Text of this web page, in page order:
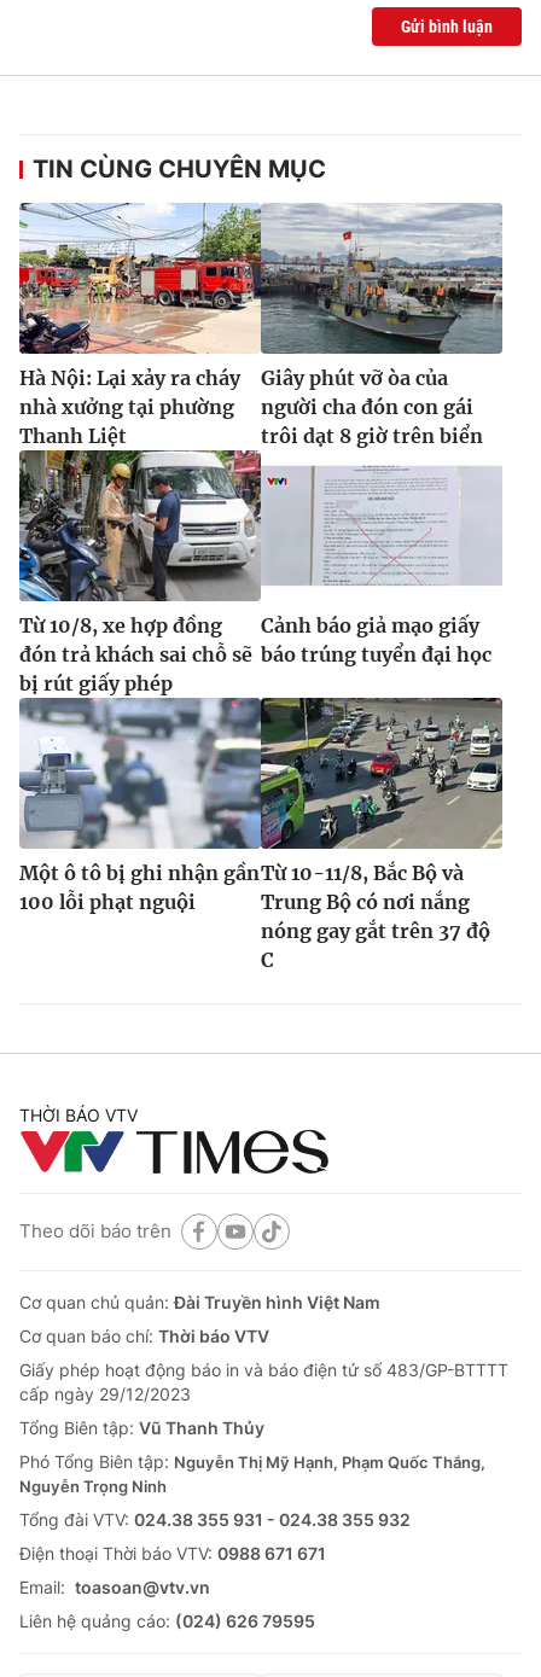
Gửi bình luận
TIN CÙNG CHUYÊN MỤC
Hà Nội: Lại xảy ra cháy
nhà xưởng tại phường
Thanh Liệt
Giây phút vỡ òa của
người cha đón con gái
trôi dạt 8 giờ trên biển
Từ 10/8, xe hợp đồng
đón trả khách sai chỗ sẽ
bị rút giấy phép
Cảnh báo giả mạo giấy
báo trúng tuyển đại học
Một ô tô bị ghi nhận gần
100 lỗi phạt nguội
Từ 10-11/8, Bắc Bộ và
Trung Bộ có nơi nắng
nóng gay gắt trên 37 độ
C
THỜI BÁO VTV
Theo dõi báo trên
Cơ quan chủ quản:Đài Truyền hình Việt Nam
Cơ quan báo chí: Thời báo VTV
Giấy phép hoạt động báo in và báo điện tử số 483/GP-BTTTT
cấp ngày 29/12/2023
Tổng Biên tập: Vũ Thanh Thủy
Phó Tổng Biên tập: Nguyễn Thị Mỹ Hạnh, Phạm Quốc Thắng,
Nguyễn Trọng Ninh
Tổng đài VTV: 024.38 355 931 - 024.38 355 932
Ðiện thoại Thời báo VTV: 0988 671 671
Email: toasoan@vtv.vn
Liên hệ quảng cáo: (024) 626 79595